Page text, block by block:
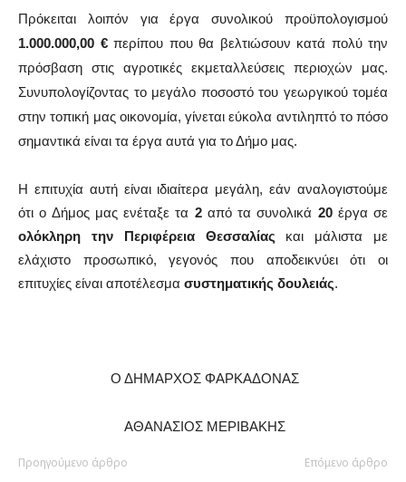
Πρόκειται λοιπόν για έργα συνολικού προϋπολογισμού
1.000.000,00 €περίπου που θα βελτιώσουν κατά πολύ την
πρόσβαση στις αγροτικές εκμεταλλεύσεις περιοχών μας.
Συνυπολογίζοντας το μεγάλο ποσοστό του γεωργικού τομέα
στην τοπική μας οικονομία, γίνεται εύκολα αντιληπτό το πόσο
σημαντικά είναι τα έργα αυτά για το Δήμο μας.
Η επιτυχία αυτή είναι ιδιαίτερα μεγάλη, εάν αναλογιστούμε
ότι ο Δήμος μας ενέταξε τα 2 από τα συνολικά 20 έργα σε
ολόκληρη την Περιφέρεια Θεσσαλίας και μάλιστα με
ελάχιστο προσωπικό, γεγονός που αποδεικνύει ότι οι
επιτυχίες είναι αποτέλεσμα συστηματικής δουλειάς.
Ο ΔΗΜΑΡΧΟΣ ΦΑΡΚΑΔΟΝΑΣ
AΘΑΝΑΣΙΟΣ ΜΕΡΙΒΑΚΗΣ
Προηγούμενο άρθρο Επόμενο άρθρο